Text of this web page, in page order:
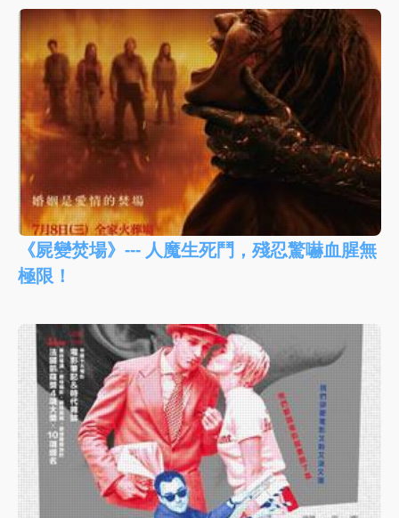
《屍變焚場》--- 人魔生死鬥，殘忍驚嚇血腥無
極限！